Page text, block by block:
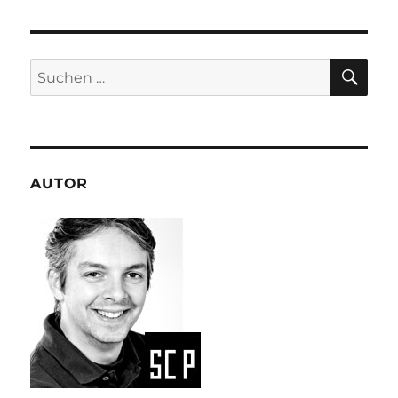
Suchen
nach:
AUTOR